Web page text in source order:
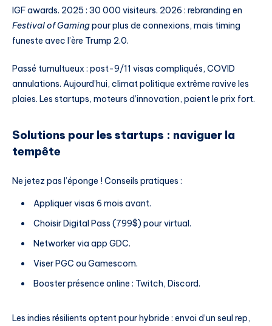
IGF awards. 2025 : 30 000 visiteurs. 2026 : rebranding en
Festival of Gamingpour plus de connexions, mais timing
funeste avec l’ère Trump 2.0.
Passé tumultueux : post-9/11 visas compliqués, COVID
annulations. Aujourd’hui, climat politique extrême ravive les
plaies. Les startups, moteurs d’innovation, paient le prix fort.
Solutions pour les startups : naviguer la
tempête
Ne jetez pas l’éponge ! Conseils pratiques :
Appliquer visas 6 mois avant.
Choisir Digital Pass (799$) pour virtual.
Networker via app GDC.
Viser PGC ou Gamescom.
Booster présence online : Twitch, Discord.
Les indies résilients optent pour hybride : envoi d’un seul rep,